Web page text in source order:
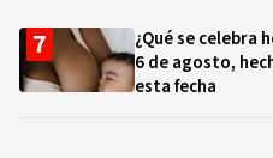
¿Qué se celebra
6 de agosto,
esta fecha